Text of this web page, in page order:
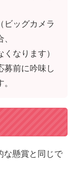
ビッグカメラ
なります）
募前に吟味し
な懸賞と同じで